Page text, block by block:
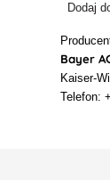
Dodaj
Bayer
Kaiser-
Telefon: